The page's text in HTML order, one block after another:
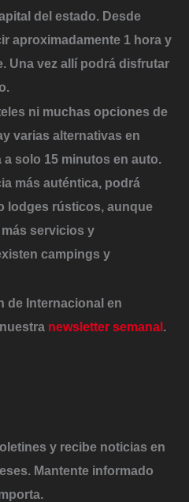
del estado. Desde
aproximadamente 1 hora y
Una vez allí podrá disfrutar
ni muchas opciones de
varias alternativas en
a solo 15 minutos en auto.
más auténtica, podrá
lodges rústicos, aunque
servicios y
campings y
de Internacional en
newsletter semanal.
y recibe noticias en
Mantente informado